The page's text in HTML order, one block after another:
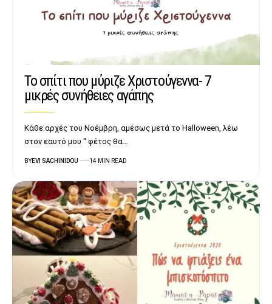
Το σπίτι που μύριζε Χριστούγεννα- 7
μικρές συνήθειες αγάπης
Κάθε αρχές του Νοέμβρη, αμέσως μετά το Halloween, λέω
στον εαυτό μου '' φέτος θα…
BYEVI SACHINIDOU 14 MIN READ